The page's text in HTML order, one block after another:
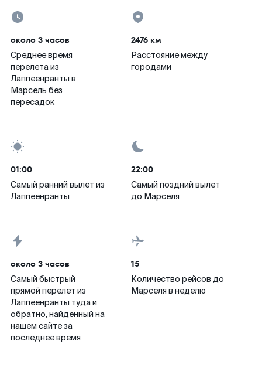
около 3 часов
Среднее время
перелета из
Лаппеенранты в
Марсель без
пересадок
2476 км
Расстояние между
городами
01:00
Самый ранний вылет из
Лаппеенранты
22:00
Самый поздний вылет
до Марселя
около 3 часов
Самый быстрый
прямой перелет из
Лаппеенранты туда и
обратно, найденный на
нашем сайте за
последнее время
15
Количество рейсов до
Марселя в неделю